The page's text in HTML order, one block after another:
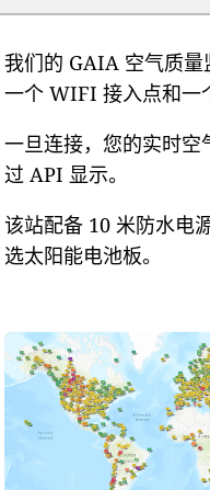
我们的 GAIA 空气质
一个 WIFI 接入点和一
一旦连接，您的实时
过 API 显示。
该站配备 10 米防水电
选太阳能电池板。